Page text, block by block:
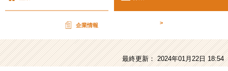
人
-
卒】
企業情報 >
最終更新： 2024年01月22日 18:54